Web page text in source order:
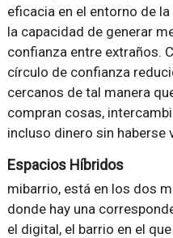
eficacia en el entorno de
la capacidad de generar
confianza entre extraños.
círculo de confianza
cercanos de tal manera
compran cosas,
incluso dinero sin haberse
Espacios Híbridos
mibarrio, está en los dos
donde hay una
el digital, el barrio en el